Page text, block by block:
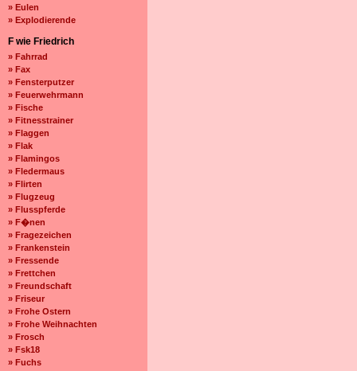
» Eulen
» Explodierende
F wie Friedrich
» Fahrrad
» Fax
» Fensterputzer
» Feuerwehrmann
» Fische
» Fitnesstrainer
» Flaggen
» Flak
» Flamingos
» Fledermaus
» Flirten
» Flugzeug
» Flusspferde
» F�nen
» Fragezeichen
» Frankenstein
» Fressende
» Frettchen
» Freundschaft
» Friseur
» Frohe Ostern
» Frohe Weihnachten
» Frosch
» Fsk18
» Fuchs